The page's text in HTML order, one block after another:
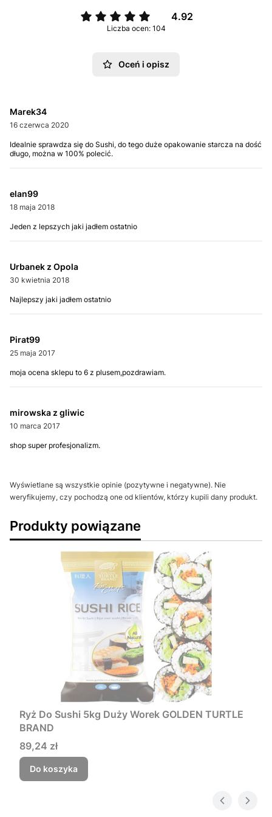
4.92
Liczba ocen: 104
Oceń i opisz
Marek34
16 czerwca 2020
Idealnie sprawdza się do Sushi, do tego duże opakowanie starcza na dość
długo, można w 100% polecić.
elan99
18 maja 2018
Jeden z lepszych jaki jadłem ostatnio
Urbanek z Opola
30 kwietnia 2018
Najlepszy jaki jadłem ostatnio
Pirat99
25 maja 2017
moja ocena sklepu to 6 z plusem,pozdrawiam.
mirowska z gliwic
10 marca 2017
shop super profesjonalizm.
Wyświetlane są wszystkie opinie (pozytywne i negatywne). Nie
weryfikujemy, czy pochodzą one od klientów, którzy kupili dany produkt.
Produkty powiązane
Ryż Do Sushi 5kg Duży Worek GOLDEN TURTLE
BRAND
Cena
89,24 zł
Do koszyka